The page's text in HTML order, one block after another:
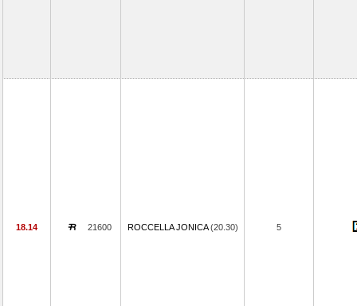
18.14 21600 ROCCELLA JONICA(20.30) 5